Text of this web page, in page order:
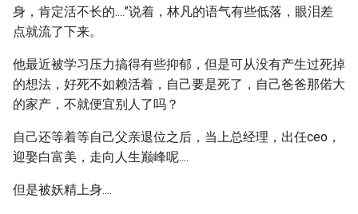
身，肯定活不长的....”说着，林凡的语气有些低落，眼泪差
点就流了下来。
他最近被学习压力搞得有些抑郁，但是可从没有产生过死掉
的想法，好死不如赖活着，自己要是死了，自己爸爸那偌大
的家产，不就便宜别人了吗？
自己还等着等自己父亲退位之后，当上总经理，出任ceo，
迎娶白富美，走向人生巅峰呢....
但是被妖精上身....